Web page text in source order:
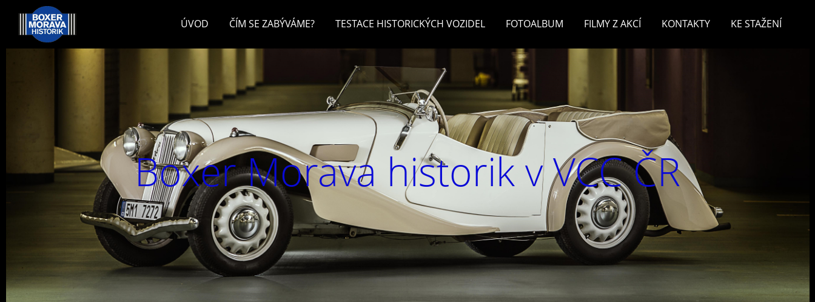
ÚVOD ČÍM SE ZABÝVÁME? TESTACE HISTORICKÝCH VOZIDEL FOTOALBUM FILMY Z AKCÍ KONTAKTY KE STAŽENÍ
Boxer Morava historik v VCC ČR